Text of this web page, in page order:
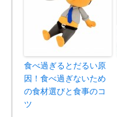
食べ過ぎるとだるい原
因！食べ過ぎないため
の食材選びと食事のコ
ツ